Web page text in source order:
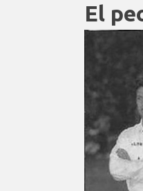
El